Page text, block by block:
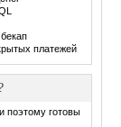
платежей
поэтому готовы